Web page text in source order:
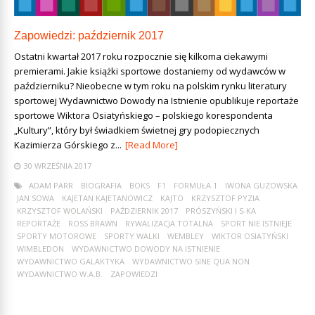
Zapowiedzi: październik 2017
Ostatni kwartał 2017 roku rozpocznie się kilkoma ciekawymi
premierami. Jakie książki sportowe dostaniemy od wydawców w
październiku? Nieobecne w tym roku na polskim rynku literatury
sportowej Wydawnictwo Dowody na Istnienie opublikuje reportaże
sportowe Wiktora Osiatyńskiego – polskiego korespondenta
„Kultury”, który był świadkiem świetnej gry podopiecznych
Kazimierza Górskiego z... [Read More]
30 WRZEŚNIA 2017
ADAM PARR
BIOGRAFIA BOKS F1 FORMUŁA 1
IWONA GUZOWSKA
JAN SOWA
KAJETAN KAJETANOWICZ KAJTO
KRZYSZTOF PYZIA
KRZYSZTOF WOLAŃSKI
PAŹDZIERNIK 2017
PRÓSZYŃSKI I S-KA
REPORTAŻE
ROSS BRAWN RYWALIZACJA TOTALNA
SPORT NIE ISTNIEJE
SPORTY MOTOROWE
SPORTY WALKI WEMBLEY
WIKTOR OSIATYŃSKI
WIMBLEDON
WYDAWNICTWO DOWODY NA ISTNIENIE
WYDAWNICTWO GALAKTYKA
WYDAWNICTWO SINE QUA NON
WYDAWNICTWO W.A.B.
ZAPOWIEDZI